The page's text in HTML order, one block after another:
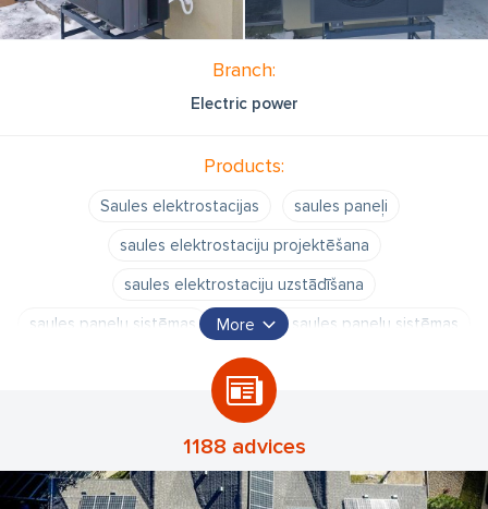
Branch:
Electric power
Products:
Saules elektrostacijas
saules paneļi
saules elektrostaciju projektēšana
saules elektrostaciju uzstādīšana
saules paneļu sistēmas
hibrīdās saules paneļu sistēmas
saules paneļu uzstādīšanas izmaksas
zaļā enerģija
elektroauto uzlādes stacijas
siltumsūkņi
elektro auto uzlādes stacijas
More
1188 advices